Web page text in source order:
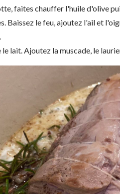
faites chauffer l'huile d'olive
Baissez le feu, ajoutez l'ail et
le lait. Ajoutez la muscade, le